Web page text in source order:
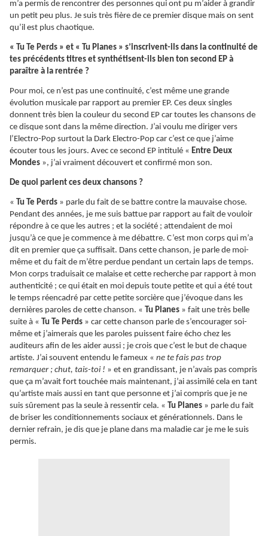
m’a permis de rencontrer des personnes qui ont pu m’aider à grandir
un petit peu plus. Je suis très fière de ce premier disque mais on sent
qu’il est plus chaotique.
« Tu Te Perds » et « Tu Planes » s’inscrivent-ils dans la continuité de
tes précédents titres et synthétisent-ils bien ton second EP à
paraître à la rentrée ?
Pour moi, ce n’est pas une continuité, c’est même une grande
évolution musicale par rapport au premier EP. Ces deux singles
donnent très bien la couleur du second EP car toutes les chansons de
ce disque sont dans la même direction. J’ai voulu me diriger vers
l’Electro-Pop surtout la Dark Electro-Pop car c’est ce que j’aime
écouter tous les jours. Avec ce second EP intitulé « Entre Deux
Mondes », j’ai vraiment découvert et confirmé mon son.
De quoi parlent ces deux chansons ?
« Tu Te Perds » parle du fait de se battre contre la mauvaise chose.
Pendant des années, je me suis battue par rapport au fait de vouloir
répondre à ce que les autres ; et la société ; attendaient de moi
jusqu’à ce que je commence à me débattre. C’est mon corps qui m’a
dit en premier que ça suffisait. Dans cette chanson, je parle de moi-
même et du fait de m’être perdue pendant un certain laps de temps.
Mon corps traduisait ce malaise et cette recherche par rapport à mon
authenticité ; ce qui était en moi depuis toute petite et qui a été tout
le temps réencadré par cette petite sorcière que j’évoque dans les
dernières paroles de cette chanson. « Tu Planes » fait une très belle
suite à « Tu Te Perds » car cette chanson parle de s’encourager soi-
même et j’aimerais que les paroles puissent faire écho chez les
auditeurs afin de les aider aussi ; je crois que c’est le but de chaque
artiste. J’ai souvent entendu le fameux « ne te fais pas trop
remarquer ; chut, tais-toi ! » et en grandissant, je n’avais pas compris
que ça m’avait fort touchée mais maintenant, j’ai assimilé cela en tant
qu’artiste mais aussi en tant que personne et j’ai compris que je ne
suis sûrement pas la seule à ressentir cela. « Tu Planes » parle du fait
de briser les conditionnements sociaux et générationnels. Dans le
dernier refrain, je dis que je plane dans ma maladie car je me le suis
permis.